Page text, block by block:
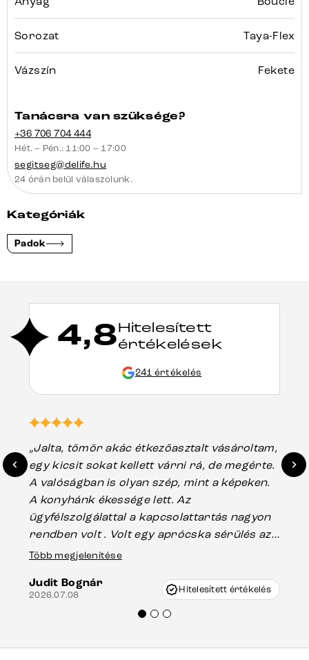
Sorozat Taya-Flex
Vázszín Fekete
Tanácsra van szüksége?
+36 706 704 444
Hét. – Pén.: 11:00 – 17:00
segitseg@delife.hu
24 órán belül válaszolunk.
Kategóriák
Padok
4,8Hitelesített
értékelések
241 értékelés
„Jalta, tömör akác étkezőasztalt vásároltam,
egy kicsit sokat kellett várni rá, de megérte.
A valóságban is olyan szép, mint a képeken.
A konyhánk ékessége lett. Az
ügyfélszolgálattal a kapcsolattartás nagyon
rendben volt . Volt egy aprócska sérülés az
asztal talpánál, ami szállításkor
nagyon korrekten jártak el az ügyemben.
Mindenkinek ajánlani tudom a Delife
Több megjelenítése
Judit Bognár
2026.07.08 Hitelesített értékelés